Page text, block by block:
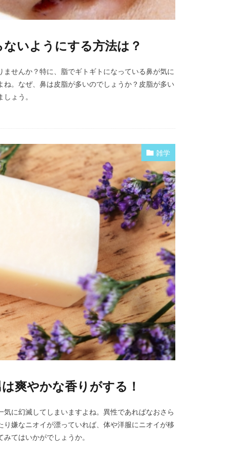
いようにする方法は？
せんか？特に、脂でギトギトになっている鼻が気に
。なぜ、鼻は皮脂が多いのでしょうか？皮脂が多い
ょう。
雑学
爽やかな香りがする！
に幻滅してしまいますよね。異性であればなおさら
嫌なニオイが漂っていれば、体や洋服にニオイが移
てはいかがでしょうか。